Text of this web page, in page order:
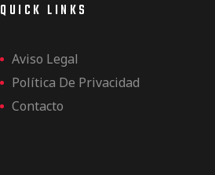
QUICK LINKS
Aviso Legal
Política De Privacidad
Contacto